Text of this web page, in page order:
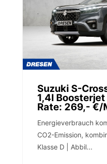
Suzuki S-
1,4l
Rate: 269,- €/
Energieverbrauch
CO2-Emission,
Klasse D | Abbil...